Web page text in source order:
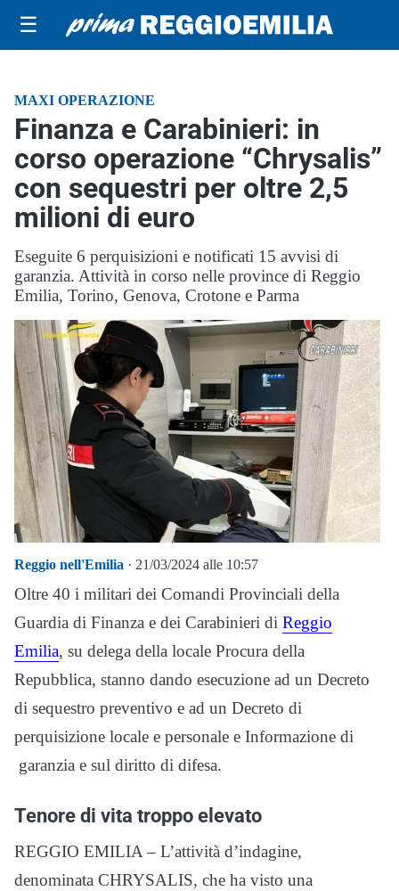
☰
MAXI OPERAZIONE
Finanza e Carabinieri: in
corso operazione “Chrysalis”
con sequestri per oltre 2,5
milioni di euro
Eseguite 6 perquisizioni e notificati 15 avvisi di
garanzia. Attività in corso nelle province di Reggio
Emilia, Torino, Genova, Crotone e Parma
Reggio nell'Emilia · 21/03/2024 alle 10:57
Oltre 40 i militari dei Comandi Provinciali della
Guardia di Finanza e dei Carabinieri di Reggio
Emilia, su delega della locale Procura della
Repubblica, stanno dando esecuzione ad un Decreto
di sequestro preventivo e ad un Decreto di
perquisizione locale e personale e Informazione di
garanzia e sul diritto di difesa.
Tenore di vita troppo elevato
REGGIO EMILIA – L’attività d’indagine,
denominata CHRYSALIS, che ha visto una